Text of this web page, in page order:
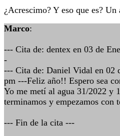
¿Acrescimo? Y eso que es?
Marco:
--- Cita de: dentex en 03 de
-
--- Cita de: Daniel Vidal en 02
pm ---Feliz año!! Espero sea
Yo me metí al agua 31/2022 y
terminamos y empezamos con
--- Fin de la cita ---